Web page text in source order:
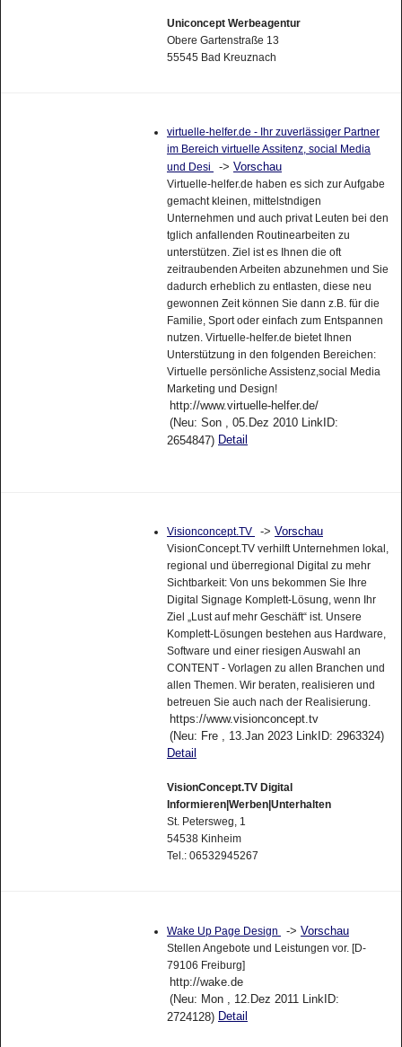
Uniconcept Werbeagentur
Obere Gartenstraße 13
55545 Bad Kreuznach
virtuelle-helfer.de - Ihr zuverlässiger Partner
im Bereich virtuelle Assitenz, social Media
und Desi
-> Vorschau
Virtuelle-helfer.de haben es sich zur Aufgabe
gemacht kleinen, mittelstndigen
Unternehmen und auch privat Leuten bei den
tglich anfallenden Routinearbeiten zu
unterstützen. Ziel ist es Ihnen die oft
zeitraubenden Arbeiten abzunehmen und Sie
dadurch erheblich zu entlasten, diese neu
gewonnen Zeit können Sie dann z.B. für die
Familie, Sport oder einfach zum Entspannen
nutzen. Virtuelle-helfer.de bietet Ihnen
Unterstützung in den folgenden Bereichen:
Virtuelle persönliche Assistenz,social Media
Marketing und Design!
http://www.virtuelle-helfer.de/
(Neu: Son , 05.Dez 2010 LinkID:
2654847) Detail
Visionconcept.TV -> Vorschau
VisionConcept.TV verhilft Unternehmen lokal,
regional und überregional Digital zu mehr
Sichtbarkeit: Von uns bekommen Sie Ihre
Digital Signage Komplett-Lösung, wenn Ihr
Ziel „Lust auf mehr Geschäft“ ist. Unsere
Komplett-Lösungen bestehen aus Hardware,
Software und einer riesigen Auswahl an
CONTENT - Vorlagen zu allen Branchen und
allen Themen. Wir beraten, realisieren und
betreuen Sie auch nach der Realisierung.
https://www.visionconcept.tv
(Neu: Fre , 13.Jan 2023 LinkID: 2963324)
Detail
VisionConcept.TV Digital
Informieren|Werben|Unterhalten
St. Petersweg, 1
54538 Kinheim
Tel.: 06532945267
Wake Up Page Design -> Vorschau
Stellen Angebote und Leistungen vor. [D-
79106 Freiburg]
http://wake.de
(Neu: Mon , 12.Dez 2011 LinkID:
2724128) Detail